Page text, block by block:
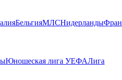
БельгияМЛСНидерланды
Юношеская лига УЕФАЛига